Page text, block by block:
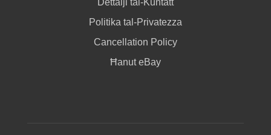
Dettalji tal-Kuntatt
Politika tal-Privatezza
Cancellation Policy
Ħanut eBay